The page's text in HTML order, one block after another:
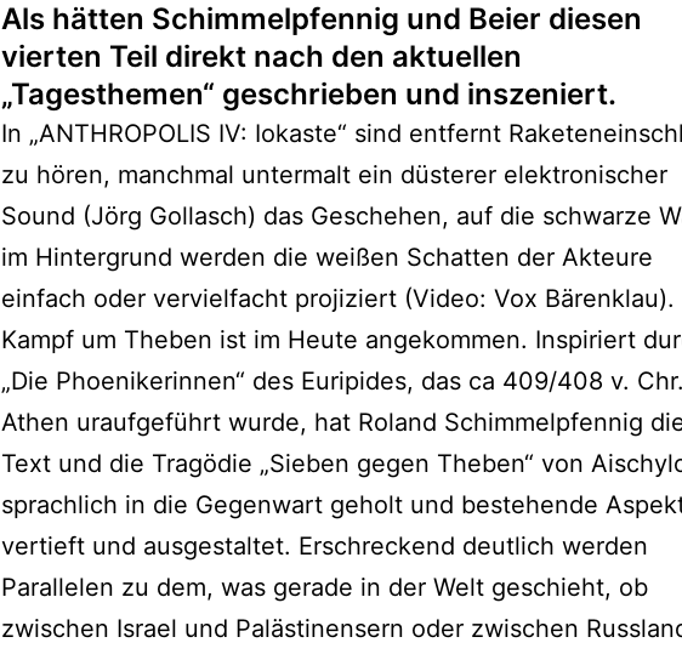
Als hätten Schimmelpfennig und Beier diesen
vierten Teil direkt nach den aktuellen
„Tagesthemen“ geschrieben und inszeniert.
In „ANTHROPOLIS IV: Iokaste“ sind entfernt
zu hören, manchmal untermalt ein düsterer elektronischer
Sound (Jörg Gollasch) das Geschehen, auf die schwarze
im Hintergrund werden die weißen Schatten der Akteure
einfach oder vervielfacht projiziert (Video: Vox Bärenklau).
Kampf um Theben ist im Heute angekommen. Inspiriert
„Die Phoenikerinnen“ des Euripides, das ca 409/408 v.
Athen uraufgeführt wurde, hat Roland Schimmelpfennig
Text und die Tragödie „Sieben gegen Theben“ von
sprachlich in die Gegenwart geholt und bestehende
vertieft und ausgestaltet. Erschreckend deutlich werden
Parallelen zu dem, was gerade in der Welt geschieht, ob
zwischen Israel und Palästinensern oder zwischen